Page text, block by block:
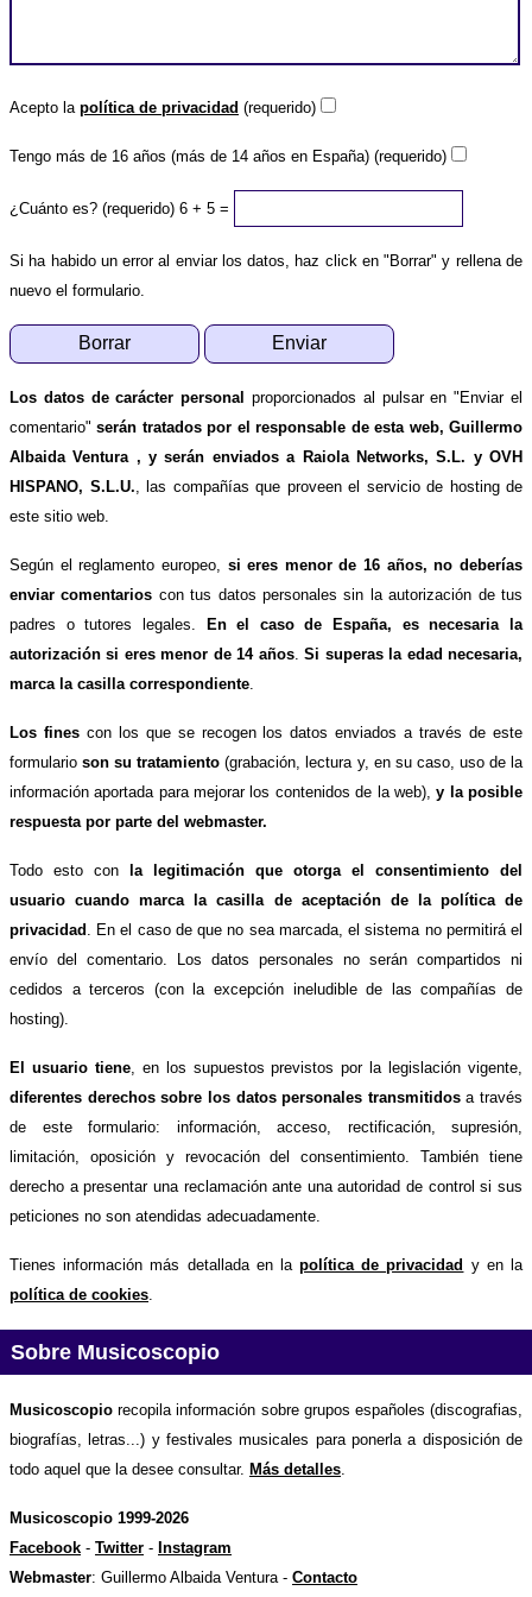
Acepto la política de privacidad (requerido)
Tengo más de 16 años (más de 14 años en España) (requerido)
¿Cuánto es? (requerido) 6 + 5 =
Si ha habido un error al enviar los datos, haz click en "Borrar" y rellena de
nuevo el formulario.
Los datos de carácter personal
proporcionados al pulsar en "Enviar el
comentario"serán tratados por el responsable de esta web, Guillermo
Albaida Ventura , y serán enviados a Raiola Networks, S.L. y OVH
HISPANO, S.L.U. , las compañías que proveen el servicio de hosting de
este sitio web.
Según el reglamento europeo, si eres menor de 16 años, no deberías
enviar comentarios con tus datos personales sin la autorización de tus
padres o tutores legales.
En el caso de España, es necesaria la
autorización si eres menor de 14 años.Si superas la edad necesaria,
marca la casilla correspondiente
Los finescon los que se recogen los datos enviados a través de este
formularioson su tratamiento (grabación, lectura y, en su caso, uso de la
información aportada para mejorar los contenidos de la web),y la posible
respuesta por parte del webmaster.
Todo esto con
la legitimación que otorga el consentimiento del
usuario cuando marca la casilla de aceptación de la política de
privacidad
. En el caso de que no sea marcada, el sistema no permitirá el
envío del comentario. Los datos personales no serán compartidos ni
cedidos a terceros (con la excepción ineludible de las compañías de
hosting).
El usuario tiene, en los supuestos previstos por la legislación vigente,
diferentes derechos sobre los datos personales transmitidosa través
de este formulario: información, acceso, rectificación, supresión,
limitación, oposición y revocación del consentimiento. También tiene
derecho a presentar una reclamación ante una autoridad de control si sus
peticiones no son atendidas adecuadamente.
Tienes información más detallada en lapolítica de privacidad y en la
política de cookies
Sobre Musicoscopio
Musicoscopio recopila información sobre grupos españoles (discografias,
biografías, letras...) y festivales musicales para ponerla a disposición de
todo aquel que la desee consultar. Más detalles.
Musicoscopio 1999-2026
Facebook - Twitter - Instagram
Webmaster: Guillermo Albaida Ventura - Contacto